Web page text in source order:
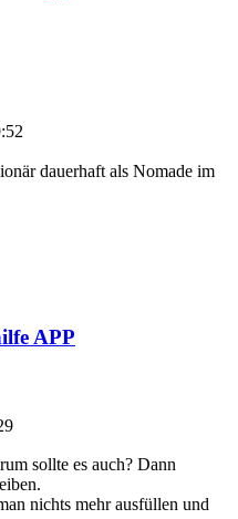
dauerhaft als Nomade im
APP
sollte es auch? Dann
nichts mehr ausfüllen und